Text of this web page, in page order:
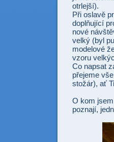
otrlejší).
Při oslavě
doplňující
nové
velký (byl
modelové
vzoru
Co napsat
přejeme
stožár), ať
O kom
poznají,